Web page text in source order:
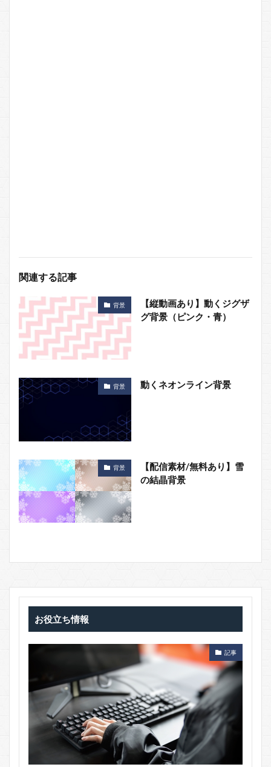
関連する記事
背景
【縦動画あり】動くジグザ
グ背景（ピンク・青）
背景 動くネオンライン背景
背景
【配信素材/無料あり】雪
の結晶背景
お役立ち情報
記事